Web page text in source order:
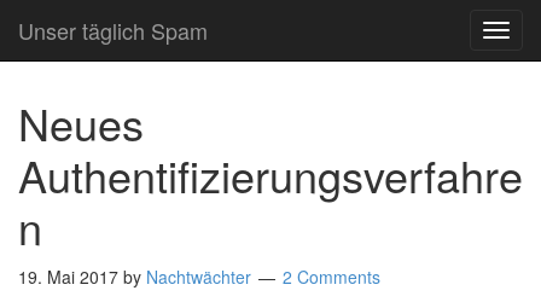
Unser täglich Spam
Neues
Authentifizierungsverfahre
n
19. Mai 2017 by Nachtwächter 2 Comments